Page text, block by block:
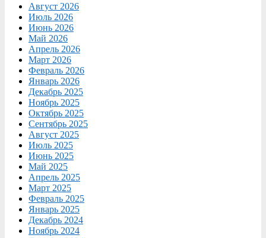
Август 2026
Июль 2026
Июнь 2026
Май 2026
Апрель 2026
Март 2026
Февраль 2026
Январь 2026
Декабрь 2025
Ноябрь 2025
Октябрь 2025
Сентябрь 2025
Август 2025
Июль 2025
Июнь 2025
Май 2025
Апрель 2025
Март 2025
Февраль 2025
Январь 2025
Декабрь 2024
Ноябрь 2024